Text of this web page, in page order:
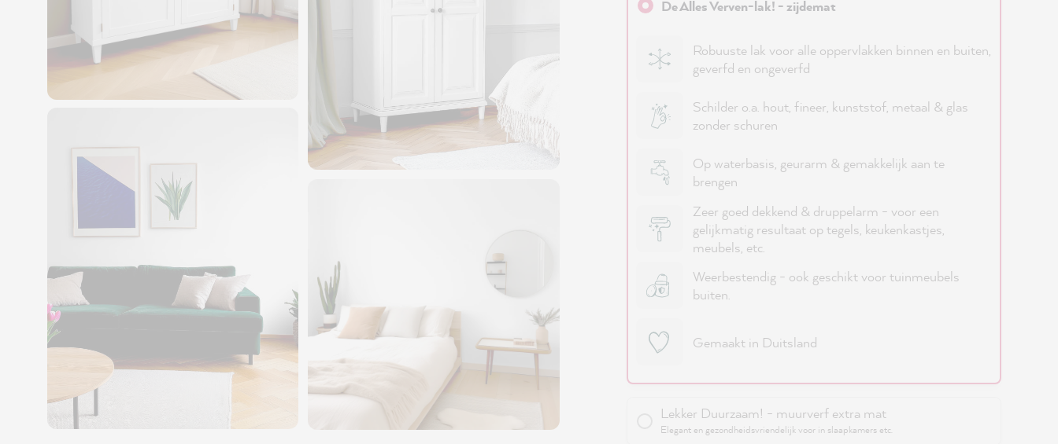
De Alles Verven-lak! - zijdemat
Robuuste lak voor alle oppervlakken binnen en buiten,
geverfd en ongeverfd
Schilder o.a. hout, fineer, kunststof, metaal & glas
zonder schuren
Op waterbasis, geurarm & gemakkelijk aan te
brengen
Zeer goed dekkend & druppelarm - voor een
gelijkmatig resultaat op tegels, keukenkastjes,
meubels, etc.
Weerbestendig - ook geschikt voor tuinmeubels
buiten.
Gemaakt in Duitsland
Lekker Duurzaam! - muurverf extra mat
Elegant en gezondheidsvriendelijk voor in slaapkamers etc.